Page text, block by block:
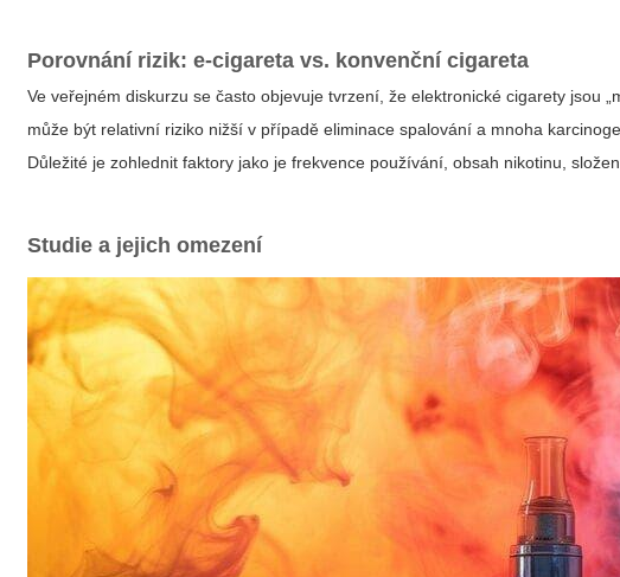
Porovnání rizik: e-cigareta vs. konvenční cigareta
Ve veřejném diskurzu se často objevuje tvrzení, že elektronické cigarety jsou
může být relativní riziko nižší v případě eliminace spalování a mnoha
Důležité je zohlednit faktory jako je frekvence používání, obsah nikotinu,
Studie a jejich omezení